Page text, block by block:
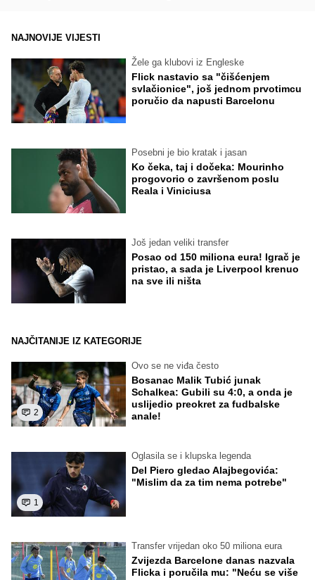
NAJNOVIJE VIJESTI
Žele ga klubovi iz Engleske
Flick nastavio sa "čišćenjem
svlačionice", još jednom prvotimcu
poručio da napusti Barcelonu
Posebni je bio kratak i jasan
Ko čeka, taj i dočeka: Mourinho
progovorio o završenom poslu
Reala i Viniciusa
Još jedan veliki transfer
Posao od 150 miliona eura! Igrač je
pristao, a sada je Liverpool krenuo
na sve ili ništa
NAJČITANIJE IZ KATEGORIJE
2
Ovo se ne viđa često
Bosanac Malik Tubić junak
Schalkea: Gubili su 4:0, a onda je
uslijedio preokret za fudbalske
anale!
1
Oglasila se i klupska legenda
Del Piero gledao Alajbegovića:
"Mislim da za tim nema potrebe"
Transfer vrijedan oko 50 miliona eura
Zvijezda Barcelone danas nazvala
Flicka i poručila mu: "Neću se više